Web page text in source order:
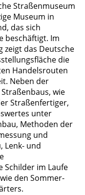
Straßenmuseum
Museum in
das sich
beschäftigt. Im
zeigt das Deutsche
die
Handelsrouten
Neben der
wie
Straßenfertiger,
unter
Methoden der
und
Lenk- und
im Laufe
den Sommer-